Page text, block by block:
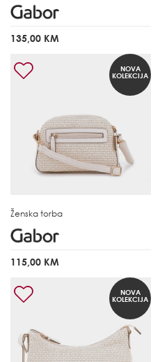
135,00 KM
NOVA
KOLEKCIJA
Ženska torba
115,00 KM
NOVA
KOLEKCIJA